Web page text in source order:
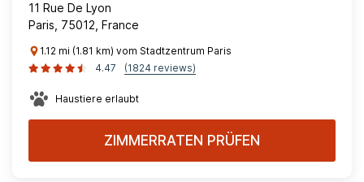
11 Rue De Lyon
Paris, 75012, France
1.12 mi (1.81 km) vom Stadtzentrum Paris
4.47
(1824 reviews)
Haustiere erlaubt
ZIMMERRATEN PRÜFEN